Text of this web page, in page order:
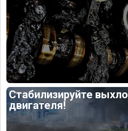
Стабилизируйте
двигателя!